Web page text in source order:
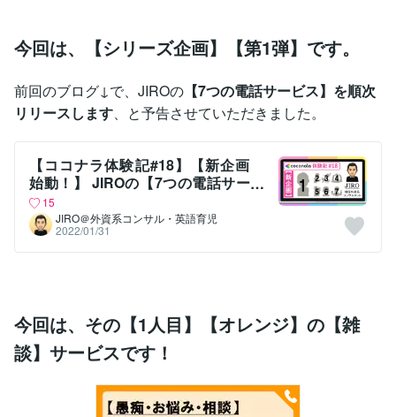
今回は、【シリーズ企画】【第1弾】です。
前回のブログ↓で、JIROの 【7つの電話サービス】を順次
リリースします、と予告させていただきました。
【ココナラ体験記#18】【新企画
始動！】 JIROの【7つの電話サー
ビス】順次リリースします！
15
JIRO＠外資系コンサル・英語育児
2022/01/31
今回は、その【1人目】【オレンジ】の【雑
談】サービスです！